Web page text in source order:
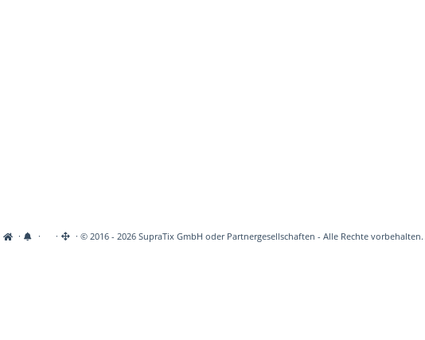
· · · · © 2016 - 2026 SupraTix GmbH oder Partnergesellschaften - Alle Rechte vorbehalten.